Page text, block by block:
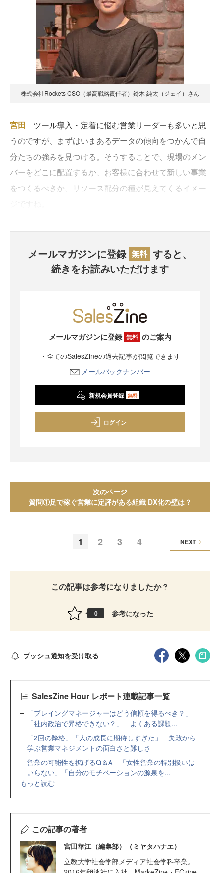
株式会社Rockets CSO（最高戦略責任者）鈴木 純太（ジェイ）さん
宮田 ツール導入・定着に悩む営業リーダーも多いと思
うのですが、まずはいまあるデータの傾向をつかんで自
分たちの強みを見つける。そうすることで、現場のメン
バーをどこに配置するか、お客様に合わせて新しい事業
をつくるべきか、リソース配分の種が見えてくるイメー
メールマガジンに登録 無料 すると、
続きをお読みいただけます
メールマガジンに登録 無料 のご案内
・全てのSalesZineの過去記事が閲覧できます
メールバックナンバー
新規会員登録 無料
ログイン
次のページ
質問①足で稼ぐ営業に定評がある組織 DX化の壁は？
1 2 3 4 NEXT
この記事は参考になりましたか？
0 参考になった
プッシュ通知を受け取る
SalesZine Hour レポート連載記事一覧
「プレイングマネージャーはどう信頼を得るべき？」
「社内政治で昇格できない？」 よくある課題...
「2回の降格」「人の成長に期待しすぎた」 失敗から
学ぶ営業マネジメントの面白さと難しさ
営業の可能性を拡げるQ＆A 「女性営業の特別扱いは
いらない」「自分のモチベーションの源泉を...
もっと読む
この記事の著者
宮田華江（編集部）（ミヤタハナエ）
立教大学社会学部メディア社会学科卒業。